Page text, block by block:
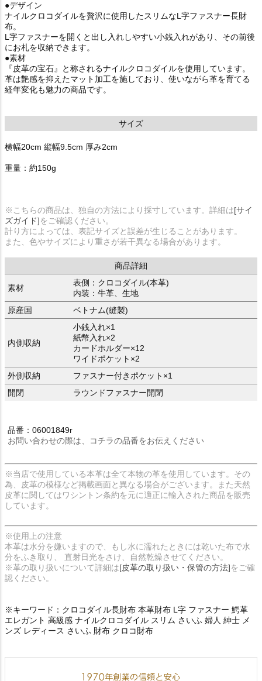
●デザイン
ナイルクロコダイルを贅沢に使用したスリムなL字ファスナー長財
布。
L字ファスナーを開くと出し入れしやすい小銭入れがあり、その前後
にお札を収納できます。
●素材
『皮革の宝石』と称されるナイルクロコダイルを使用しています。
革は艶感を抑えたマット加工を施しており、使いながら革を育てる
経年変化も魅力の商品です。
サイズ
横幅20cm 縦幅9.5cm 厚み2cm
重量：約150g
※こちらの商品は、独自の方法により採寸しています。詳細は[サイ
ズガイド]をご確認ください。
計り方によっては、表記サイズと誤差が生じることがあります。
また、色やサイズにより重さが若干異なる場合があります。
商品詳細
素材
表側：クロコダイル(本革)
内装：牛革、生地
原産国
ベトナム(縫製)
内側収納
小銭入れ×1
紙幣入れ×2
カードホルダー×12
ワイドポケット×2
外側収納
ファスナー付きポケット×1
開閉
ラウンドファスナー開閉
品番：06001849r
お問い合わせの際は、コチラの品番をお伝えください
※当店で使用している本革は全て本物の革を使用しています。その
為、皮革の模様など掲載画面と異なる場合がございます。また天然
皮革に関してはワシントン条約を元に適正に輸入された商品を販売
しています。
※使用上の注意
本革は水分を嫌いますので、もし水に濡れたときには乾いた布で水
分をふき取り、 直射日光をさけ、自然乾燥させてください。
※革の取り扱いについて詳細は[皮革の取り扱い・保管の方法]をご確
認ください。
※キーワード：クロコダイル長財布 本革財布 L字 ファスナー 鰐革
エレガント 高級感 ナイルクロコダイル スリム さいふ 婦人 紳士 メ
ンズ レディース さいふ 財布 クロコ財布